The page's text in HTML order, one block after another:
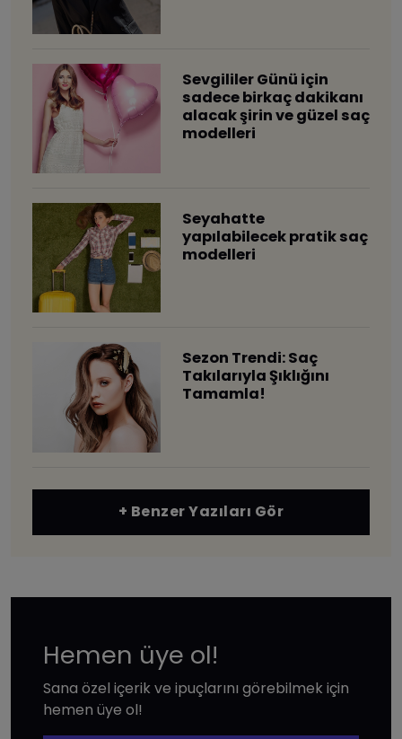
Sevgililer Günü için
sadece birkaç dakikanı
alacak şirin ve güzel saç
modelleri
Seyahatte
yapılabilecek pratik saç
modelleri
Sezon Trendi: Saç
Takılarıyla Şıklığını
Tamamla!
+ Benzer Yazıları Gör
Hemen üye ol!
Sana özel içerik ve ipuçlarını görebilmek için
hemen üye ol!